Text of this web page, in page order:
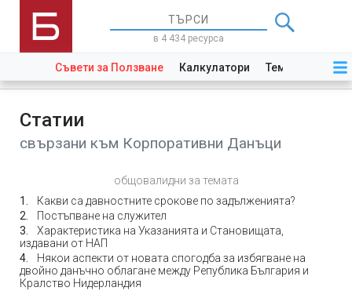
в 4 434 ресурса
Съвети за Ползване Калкулатори Теми Закони
Статии
свързани към Корпоративни Данъци
общовалидни за темата
Какви са давностните срокове по задълженията?
Постъпване на служител
Характеристика на Указанията и Становищата,
издавани от НАП
Някои аспекти от новата спогодба за избягване на
двойно данъчно облагане между Република България и
Кралство Нидерландия